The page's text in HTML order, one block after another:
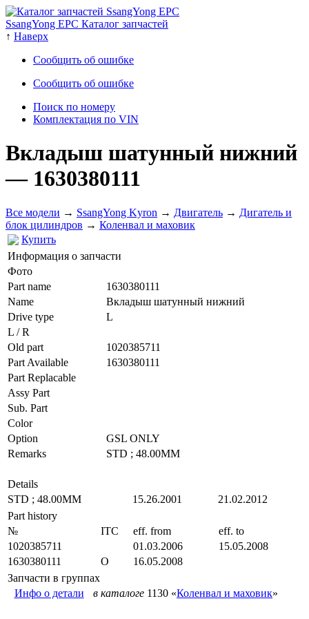
SsangYong EPC Каталог запчастей
↑ Наверх
Сообщить об ошибке
Сообщить об ошибке
Поиск по номеру
Комплектация по VIN
Вкладыш шатунный нижний
— 1630380111
Все модели → SsangYong Kyron → Двигатель → Дигатель и
блок цилиндров → Коленвал и маховик
Купить
Информация о запчасти
Фото
Part name
1630380111
Name
Вкладыш шатунный нижний
Drive type
L
L / R
Old part
1020385711
Part Available
1630380111
Part Replacable
Assy Part
Sub. Part
Color
Option
GSL ONLY
Remarks
STD ; 48.00MM
Details
STD ; 48.00MM
15.26.2001
21.02.2012
Part history
№
ITC eff. from
eff. to
1020385711
01.03.2006
15.05.2008
1630380111
O
16.05.2008
Запчасти в группах
Инфо о детали
в каталоге 1130 «Коленвал и маховик»